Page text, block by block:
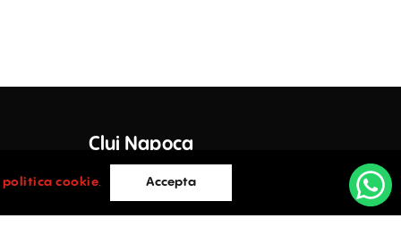
Str. Pitar Mos 6 , Romană , București
Inchiriere
Domus Business Center
Cluj Napoca
Cluj-Napoca
0752.088.884
politica cookie. Accepta